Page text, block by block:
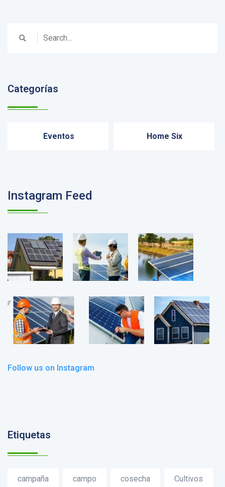
Categorías
Eventos Home Six
Instagram Feed
Follow us on Instagram
Etiquetas
campaña campo cosecha Cultivos